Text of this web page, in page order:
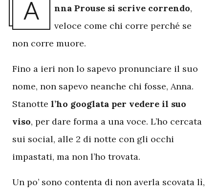
A nna Prouse si scrive correndo,
veloce come chi corre perché se
non corre muore.
Fino a ieri non lo sapevo pronunciare il suo
nome, non sapevo neanche chi fosse, Anna.
Stanotte l’ho googlata per vedere il suo
viso, per dare forma a una voce. L’ho cercata
sui social, alle 2 di notte con gli occhi
impastati, ma non l’ho trovata.
Un po’ sono contenta di non averla scovata lì,